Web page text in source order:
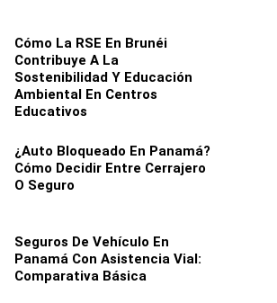
Cómo La RSE En Brunéi
Contribuye A La
Sostenibilidad Y Educación
Ambiental En Centros
Educativos
¿Auto Bloqueado En Panamá?
Cómo Decidir Entre Cerrajero
O Seguro
Seguros De Vehículo En
Panamá Con Asistencia Vial:
Comparativa Básica